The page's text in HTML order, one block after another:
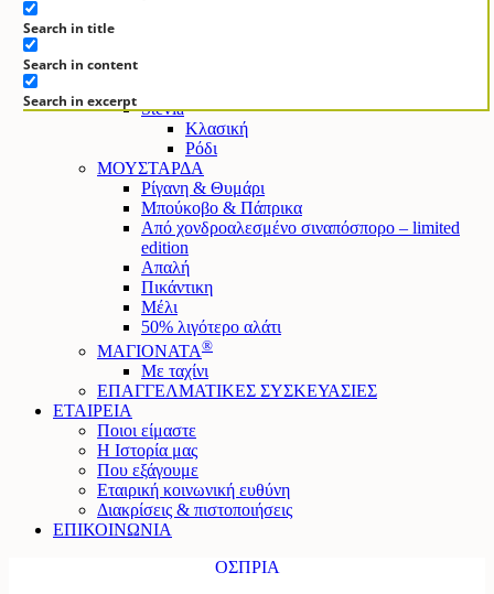
Search in title
Search in content
Search in excerpt Stevia
Κλασική
Ρόδι
ΜΟΥΣΤΑΡΔΑ
Ρίγανη & Θυμάρι
Μπούκοβο & Πάπρικα
Από χονδροαλεσμένο σιναπόσπορο – limited
edition
Απαλή
Πικάντικη
Μέλι
50% λιγότερο αλάτι
ΜΑΓΙΟΝΑΤΑ®
Mε ταχίνι
ΕΠΑΓΓΕΛΜΑΤΙΚΕΣ ΣΥΣΚΕΥΑΣΙΕΣ
ΕΤΑΙΡΕΙΑ
Ποιοι είμαστε
Η Ιστορία μας
Που εξάγουμε
Εταιρική κοινωνική ευθύνη
Διακρίσεις & πιστοποιήσεις
ΕΠΙΚΟΙΝΩΝΙΑ
ΟΣΠΡΙΑ